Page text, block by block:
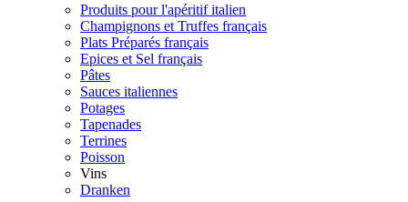
Produits pour l'apéritif italien
Champignons et Truffes français
Plats Préparés français
Epices et Sel français
Pâtes
Sauces italiennes
Potages
Tapenades
Terrines
Poisson
Vins
Dranken